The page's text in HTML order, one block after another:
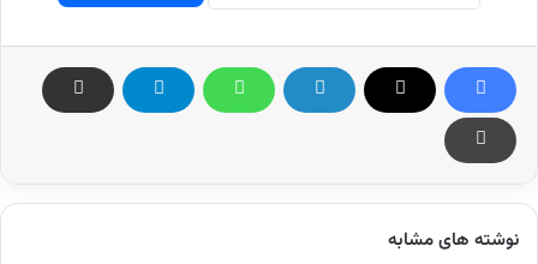
نوشته های مشابه